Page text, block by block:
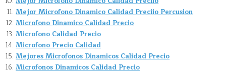
Mejor Microfono Dinamico Calidad Preciio Percusion
Microfono Dinamico Calidad Precio
Microfono Calidad Precio
Microfono Precio Calidad
Mejores Microfonos Dinamicos Calidad Precio
Microfonos Dinamicos Calidad Precio